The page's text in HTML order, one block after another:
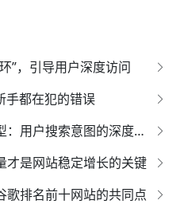
”，引导用户深度访问
手都在犯的错误
一个关键词，三种内容类型：用户搜索意图的深度挖掘
才是网站稳定增长的关键
歌排名前十网站的共同点